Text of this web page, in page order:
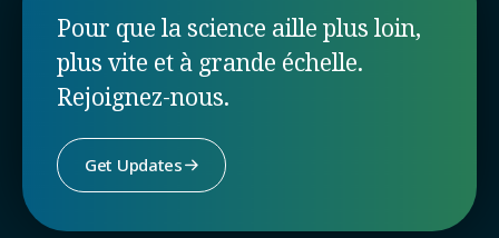
Pour que la science aille plus loin,
plus vite et à grande échelle.
Rejoignez-nous.
Get Updates